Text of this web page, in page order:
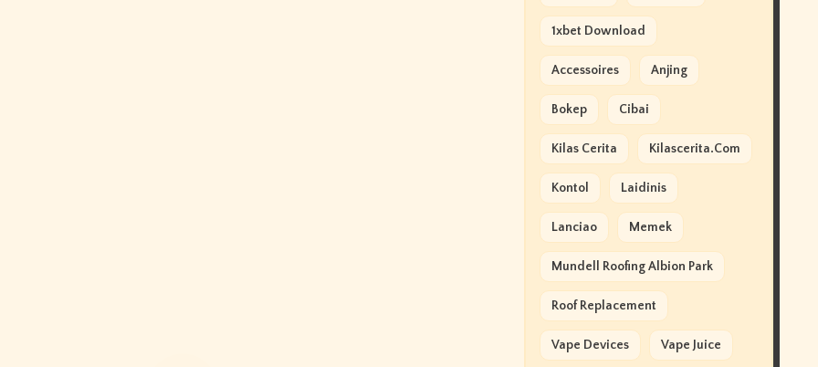
1xbet Download
Accessoires Anjing
Bokep Cibai
Kilas Cerita Kilascerita.com
Kontol Laidinis
Lanciao Memek
Mundell Roofing Albion Park
Roof Replacement
Vape Devices Vape Juice